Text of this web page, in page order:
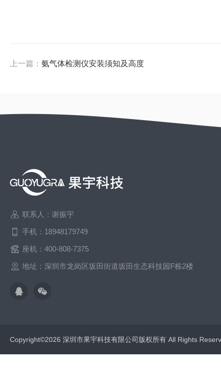
上一篇： 氨气体检测仪安装须知及高度
联系人：谢振宇
手机：18948179749
座机：400-808-7375
地址：深圳市龙岗区坂田街道坂田生态科技园F栋2楼
Copyright©2026 深圳市果宇科技有限公司版权所有 All Rights